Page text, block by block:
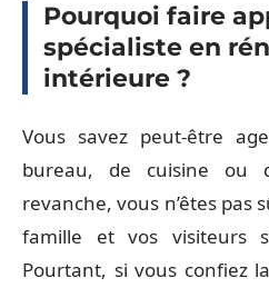
Pourquoi faire
spécialiste en
intérieure ?
Vous savez peut-être
bureau, de cuisine ou
revanche, vous n’êtes pas
famille et vos visiteurs
Pourtant, si vous confiez